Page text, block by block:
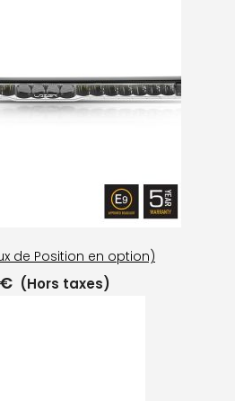
de Position en option)
€ (Hors taxes)